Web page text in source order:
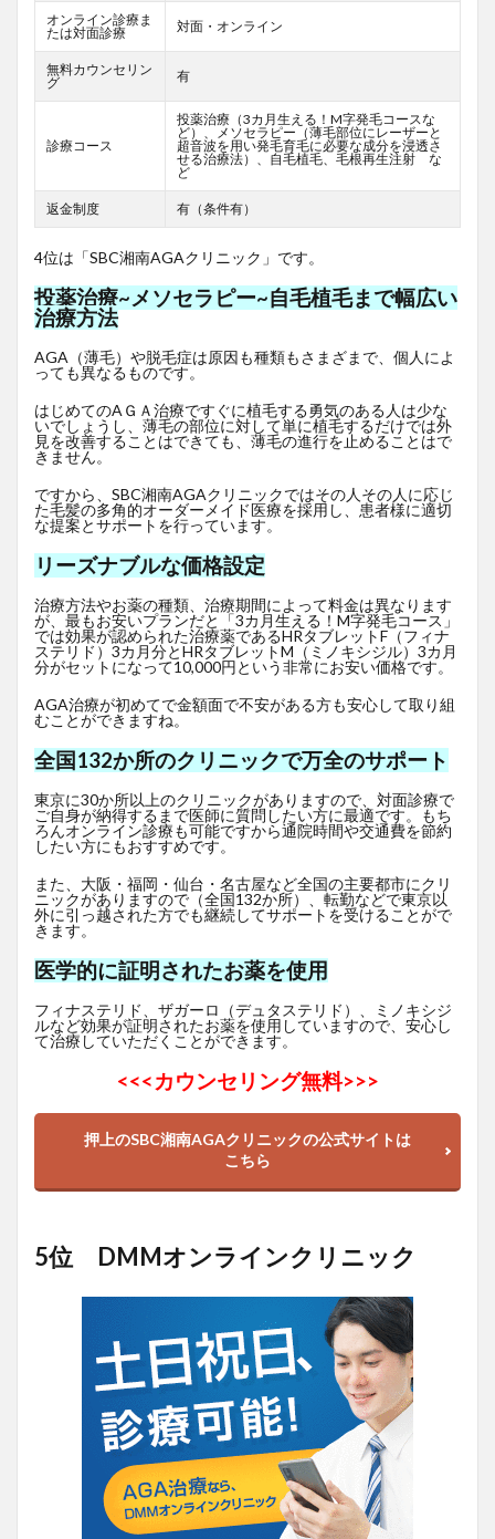
オンライン診療ま
たは対面診療
対面・オンライン
無料カウンセリン
グ
有
診療コース
投薬治療（3カ月生える！M字発毛コースな
ど）、メソセラピー（薄毛部位にレーザーと
超音波を用い発毛育毛に必要な成分を浸透さ
せる治療法）、自毛植毛、毛根再生注射 な
ど
返金制度 有（条件有）
4位は「SBC湘南AGAクリニック」です。
投薬治療~メソセラピー~自毛植毛まで幅広い
治療方法
AGA（薄毛）や脱毛症は原因も種類もさまざまで、個人によ
っても異なるものです。
はじめてのAＧＡ治療ですぐに植毛する勇気のある人は少な
いでしょうし、薄毛の部位に対して単に植毛するだけでは外
見を改善することはできても、薄毛の進行を止めることはで
きません。
ですから、SBC湘南AGAクリニックではその人その人に応じ
た毛髪の多角的オーダーメイド医療を採用し、患者様に適切
な提案とサポートを行っています。
リーズナブルな価格設定
治療方法やお薬の種類、治療期間によって料金は異なります
が、最もお安いプランだと「3カ月生える！M字発毛コース」
では効果が認められた治療薬であるHRタブレットF （フィナ
ステリド）3カ月分とHRタブレットM（ミノキシジル）3カ月
分がセットになって10,000円という非常にお安い価格です。
AGA治療が初めてで金額面で不安がある方も安心して取り組
むことができますね。
全国132か所のクリニックで万全のサポート
東京に30か所以上のクリニックがありますので、対面診療で
ご自身が納得するまで医師に質問したい方に最適です。もち
ろんオンライン診療も可能ですから通院時間や交通費を節約
したい方にもおすすめです。
また、大阪・福岡・仙台・名古屋など全国の主要都市にクリ
ニックがありますので（全国132か所）、転勤などで東京以
外に引っ越された方でも継続してサポートを受けることがで
きます。
医学的に証明されたお薬を使用
フィナステリド、ザガーロ（デュタステリド）、ミノキシジ
ルなど効果が証明されたお薬を使用していますので、安心し
て治療していただくことができます。
<<<カウンセリング無料>>>
押上のSBC湘南AGAクリニックの公式サイトは
こちら
5位 DMMオンラインクリニック